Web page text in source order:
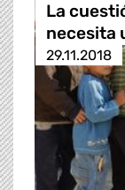
La
necesita
29.11.2018